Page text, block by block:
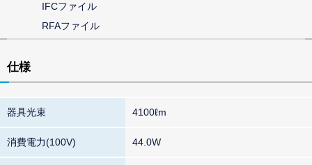
IFCファイル
RFAファイル
仕様
器具光束 4100ℓm
消費電力(100V) 44.0W